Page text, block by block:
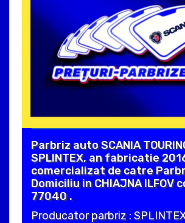
Parbriz auto SCANIA
SPLINTEX, an fabricatie
comercializat de catre
Domiciliu in CHIAJNA ILFOV
77040 .
Producator parbriz :